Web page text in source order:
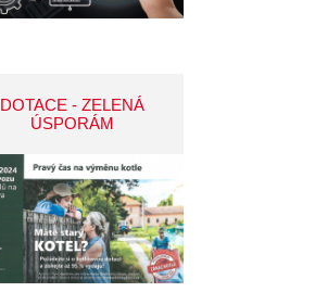
DOTACE - ZELENÁ
ÚSPORÁM